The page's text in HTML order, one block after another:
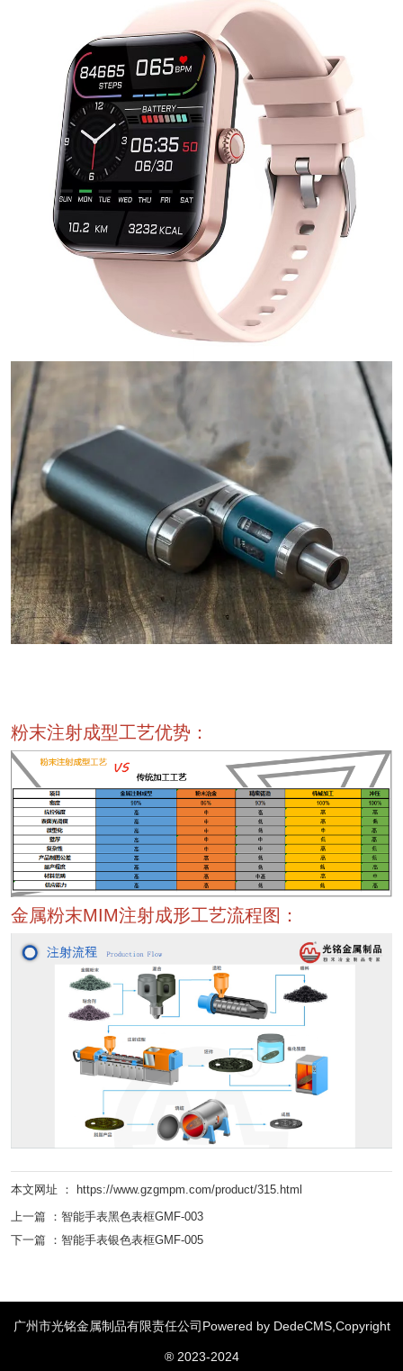
粉末注射成型工艺优势：
金属粉末MIM注射成形工艺流程图：
本文网址 ： https://www.gzgmpm.com/product/315.html
上一篇 ： 智能手表黑色表框GMF-003
下一篇 ： 智能手表银色表框GMF-005
广州市光铭金属制品有限责任公司Powered by DedeCMS,Copyright
® 2023-2024